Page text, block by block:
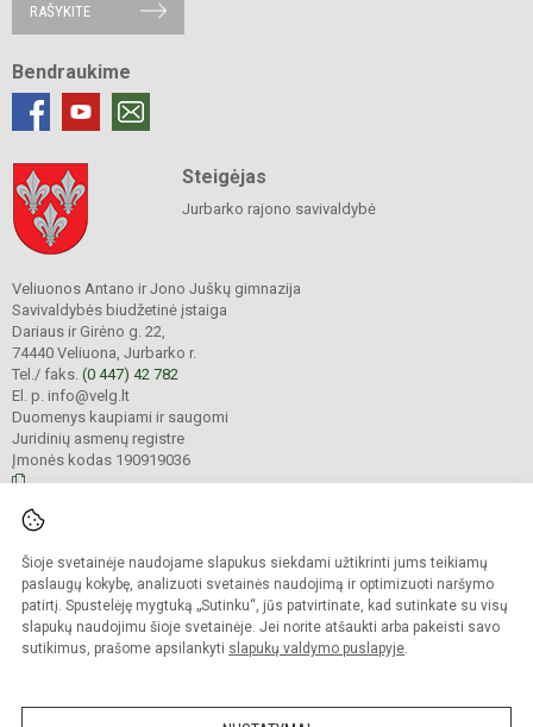
Šioje svetainėje naudojame slapukus siekdami užtikrinti jums teikiamų
paslaugų kokybę, analizuoti svetainės naudojimą ir optimizuoti naršymo
patirtį. Spustelėję mygtuką „Sutinku“, jūs patvirtinate, kad sutinkate su visų
slapukų naudojimu šioje svetainėje. Jei norite atšaukti arba pakeisti savo
sutikimus, prašome apsilankyti slapukų valdymo puslapyje.
RAŠYKITE
Bendraukime
Steigėjas
Jurbarko rajono savivaldybė
Veliuonos Antano ir Jono Juškų gimnazija
Savivaldybės biudžetinė įstaiga
Dariaus ir Girėno g. 22,
74440 Veliuona, Jurbarko r.
Tel./ faks. (0 447) 42 782
El. p. info@velg.lt
Duomenys kaupiami ir saugomi
Juridinių asmenų registre
Įmonės kodas 190919036
Kopijuoti turinį be raštiško gimnazijos administracijos sutikimo griežtai
draudžiama.
Prieinamumo paraiška Slapukų valdymas
Sumanus būdas atnaujinti